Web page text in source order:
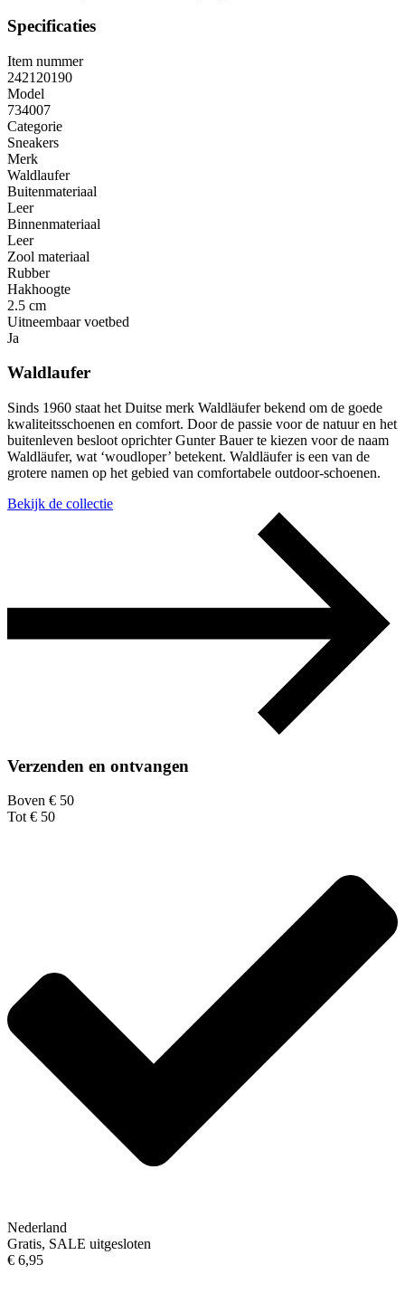
Specificaties
Item nummer
242120190
Model
734007
Categorie
Sneakers
Merk
Waldlaufer
Buitenmateriaal
Leer
Binnenmateriaal
Leer
Zool materiaal
Rubber
Hakhoogte
2.5 cm
Uitneembaar voetbed
Ja
Waldlaufer
Sinds 1960 staat het Duitse merk Waldläufer bekend om de goede
kwaliteitsschoenen en comfort. Door de passie voor de natuur en het
buitenleven besloot oprichter Gunter Bauer te kiezen voor de naam
Waldläufer, wat ‘woudloper’ betekent. Waldläufer is een van de
grotere namen op het gebied van comfortabele outdoor-schoenen.
Bekijk de collectie
Verzenden en ontvangen
Boven € 50
Tot € 50
Nederland
Gratis, SALE uitgesloten
€ 6,95